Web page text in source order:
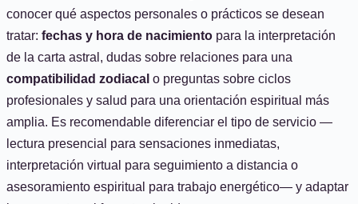
conocer qué aspectos personales o prácticos se desean
tratar: fechas y hora de nacimiento para la interpretación
de la carta astral, dudas sobre relaciones para una
compatibilidad zodiacal o preguntas sobre ciclos
profesionales y salud para una orientación espiritual más
amplia. Es recomendable diferenciar el tipo de servicio —
lectura presencial para sensaciones inmediatas,
interpretación virtual para seguimiento a distancia o
asesoramiento espiritual para trabajo energético— y adaptar